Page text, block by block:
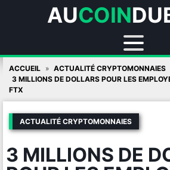
AUCOIN
Skip
content
ACCUEIL
ACTUALITÉ CRYPTOMONNAIES
3 MILLIONS DE DOLLARS POUR LES
FTX
ACTUALITÉ CRYPTOMONNAIES
3 MILLIONS DE